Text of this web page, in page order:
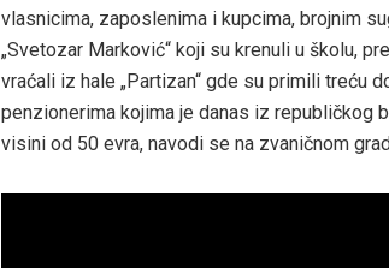
vlasnicima, zaposlenima i kupcima, brojnim
„Svetozar Marković“ koji su krenuli u školu,
vraćali iz hale „Partizan“ gde su primili treću
penzionerima kojima je danas iz republičkog
visini od 50 evra, navodi se na zvaničnom